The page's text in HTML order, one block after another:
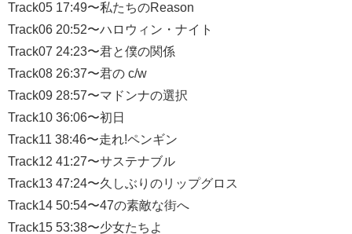
Track05 17:49〜私たちのReason
Track06 20:52〜ハロウィン・ナイト
Track07 24:23〜君と僕の関係
Track08 26:37〜君の c/w
Track09 28:57〜マドンナの選択
Track10 36:06〜初日
Track11 38:46〜走れ!ペンギン
Track12 41:27〜サステナブル
Track13 47:24〜久しぶりのリップグロス
Track14 50:54〜47の素敵な街へ
Track15 53:38〜少女たちよ